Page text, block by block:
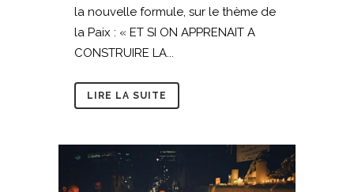
la nouvelle formule, sur le thème de
la Paix : « ET SI ON APPRENAIT A
CONSTRUIRE LA...
LIRE LA SUITE